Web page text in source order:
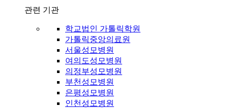
관련 기관
학교법인 가톨릭학원
가톨릭중앙의료원
서울성모병원
여의도성모병원
의정부성모병원
부천성모병원
은평성모병원
인천성모병원